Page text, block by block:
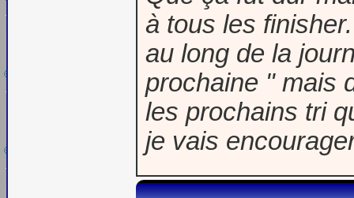
à tous les
au long de la
prochaine " mais
les prochains tri
je vais